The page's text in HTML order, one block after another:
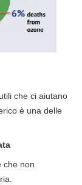
che ci aiutano
è una delle
che non